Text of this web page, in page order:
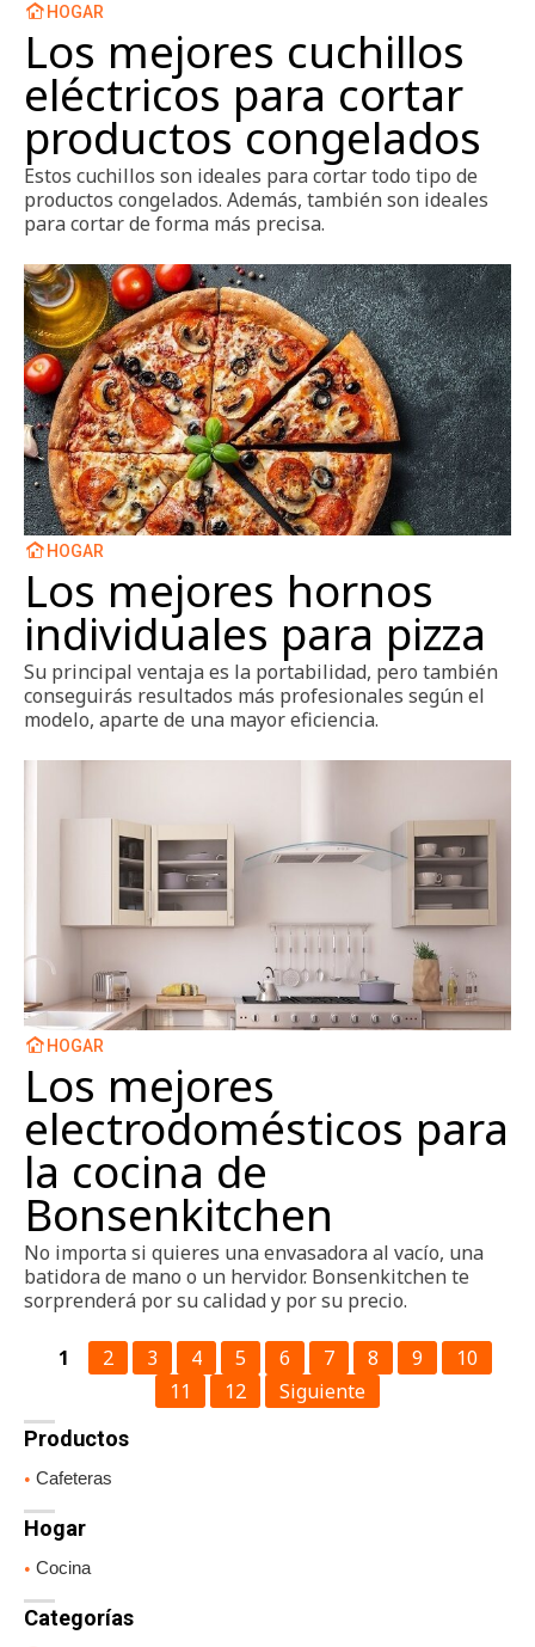
HOGAR
Los mejores cuchillos
eléctricos para cortar
productos congelados
Estos cuchillos son ideales para cortar todo tipo de
productos congelados. Además, también son ideales
para cortar de forma más precisa.
HOGAR
Los mejores hornos
individuales para pizza
Su principal ventaja es la portabilidad, pero también
conseguirás resultados más profesionales según el
modelo, aparte de una mayor eficiencia.
HOGAR
Los mejores
electrodomésticos para
la cocina de
Bonsenkitchen
No importa si quieres una envasadora al vacío, una
batidora de mano o un hervidor. Bonsenkitchen te
sorprenderá por su calidad y por su precio.
1 2 3 4 5 6 7 8 9
10
11
12 Siguiente
Productos
Cafeteras
Hogar
Cocina
Categorías